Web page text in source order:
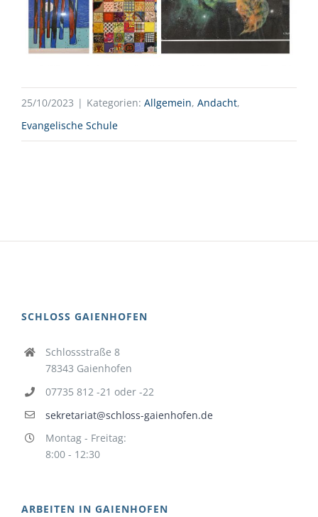
25/10/2023 | Kategorien: Allgemein, Andacht,
Evangelische Schule
SCHLOSS GAIENHOFEN
Schlossstraße 8
78343 Gaienhofen
07735 812 -21 oder -22
sekretariat@schloss-gaienhofen.de
Montag - Freitag:
8:00 - 12:30
ARBEITEN IN GAIENHOFEN